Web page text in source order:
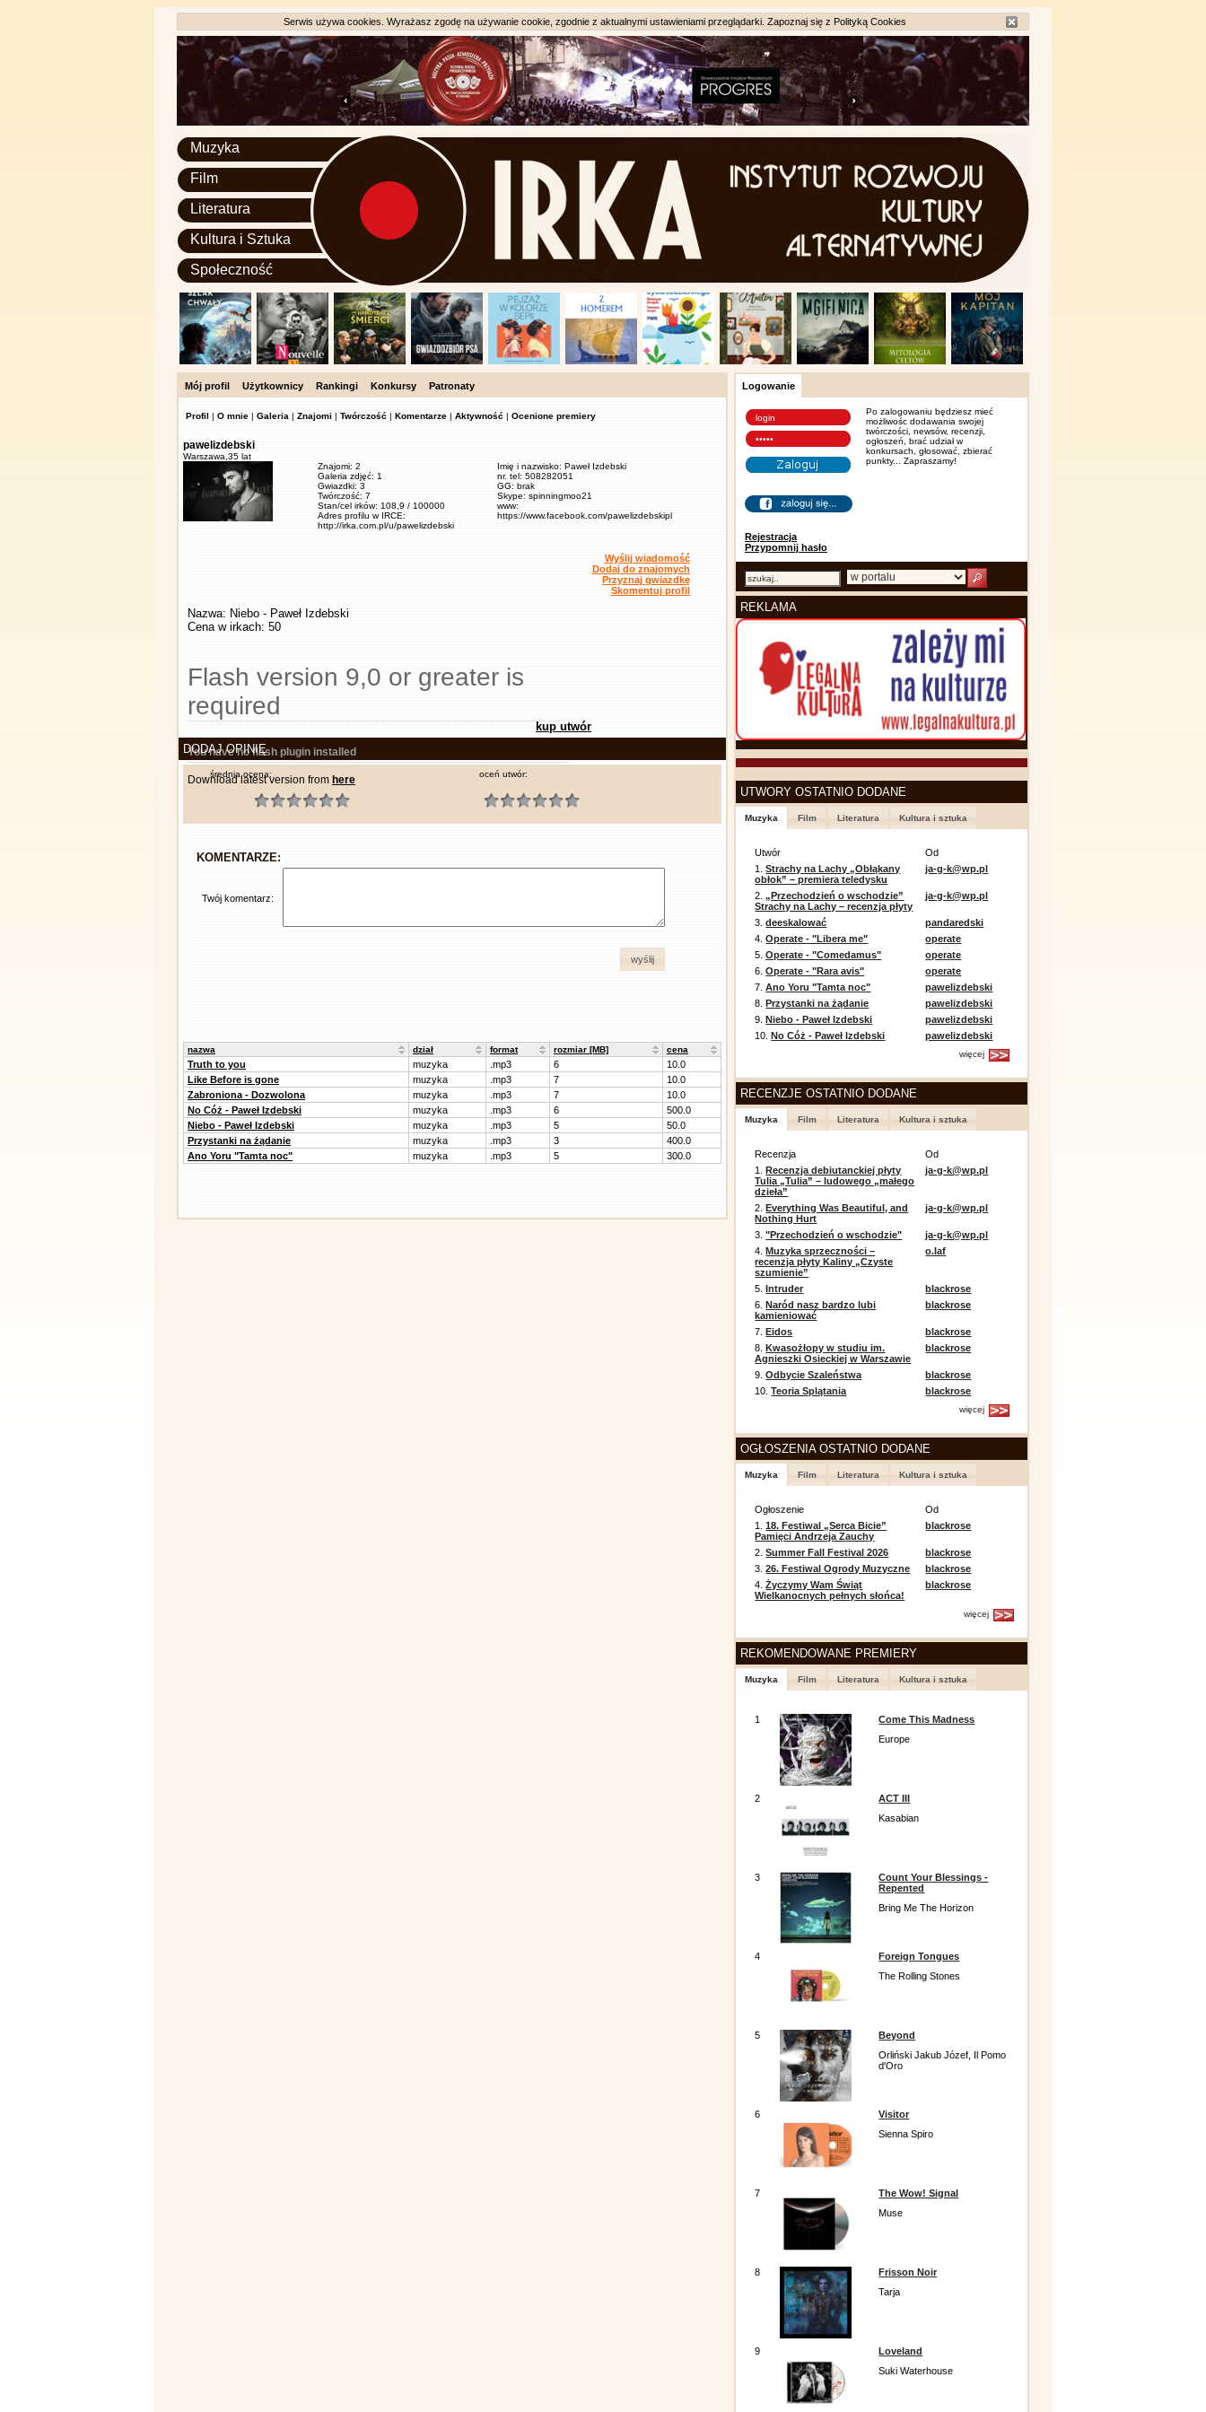
Serwis używa cookies. Wyrażasz zgodę na używanie cookie, zgodnie z aktualnymi ustawieniami przeglądarki. Zapoznaj się z Polityką Cookies
Muzyka
Film
Literatura
Kultura i Sztuka
Społeczność
Mój profil Użytkownicy Rankingi Konkursy Patronaty
Profil | O mnie | Galeria | Znajomi | Twórczość | Komentarze | Aktywność | Ocenione premiery
pawelizdebski
Warszawa, 35 lat
Znajomi: 2
Galeria zdjęć: 1
Gwiazdki: 3
Twórczość: 7
Stan/cel irków: 108,9 / 100000
Adres profilu w IRCE:
http://irka.com.pl/u/pawelizdebski
Imię i nazwisko: Paweł Izdebski
nr. tel: 508282051
GG: brak
Skype: spinningmoo21
www:
https://www.facebook.com/pawelizdebskipl
Wyślij wiadomość
Dodaj do znajomych
Przyznaj gwiazdkę
Skomentuj profil
Nazwa: Niebo - Paweł Izdebski
Cena w irkach: 50
Flash version 9,0 or greater is
required
You have no flash plugin installed
Download latest version from here
kup utwór
DODAJ OPINIĘ
średnia ocena: oceń utwór:
KOMENTARZE:
Twój komentarz:
wyślij
nazwa dział format rozmiar [MB] cena
Truth to you muzyka .mp3 6
10.0
Like Before is gone
muzyka .mp3 7
10.0
Zabroniona - Dozwolona
muzyka .mp3 7
10.0
No Cóż - Paweł Izdebski
muzyka .mp3 6
500.0
Niebo - Paweł Izdebski
muzyka .mp3 5
50.0
Przystanki na żądanie
muzyka .mp3 3
400.0
Ano Yoru "Tamta noc"
muzyka .mp3 5 300.0
Logowanie
Rejestracja
Przypomnij hasło
Po zalogowaniu będziesz mieć
możliwośc dodawania swojej
twórczości, newsów, recenzji,
ogłoszeń, brać udział w
konkursach, głosować, zbierać
punkty... Zapraszamy!
REKLAMA
UTWORY OSTATNIO DODANE
Muzyka Film Literatura Kultura i sztuka
Utwór
Od
1.Strachy na Lachy „Obłąkany
obłok” – premiera teledysku
ja-g-k@wp.pl
2.„Przechodzień o wschodzie”
Strachy na Lachy – recenzja płyty
ja-g-k@wp.pl
3.deeskalować
pandaredski
4.Operate - "Libera me"
operate
5.Operate - "Comedamus"
operate
6.Operate - "Rara avis"
operate
7.Ano Yoru "Tamta noc"
pawelizdebski
8.Przystanki na żądanie
pawelizdebski
9.Niebo - Paweł Izdebski
pawelizdebski
10.No Cóż - Paweł Izdebski pawelizdebski
więcej
RECENZJE OSTATNIO DODANE
Muzyka Film Literatura Kultura i sztuka
Recenzja
Od
1.Recenzja debiutanckiej płyty
Tulia „Tulia” – ludowego „małego
dzieła”
ja-g-k@wp.pl
2.Everything Was Beautiful, and
Nothing Hurt
ja-g-k@wp.pl
3."Przechodzień o wschodzie"
ja-g-k@wp.pl
4.Muzyka sprzeczności –
recenzja płyty Kaliny „Czyste
szumienie”
o.laf
5.Intruder
blackrose
6.Naród nasz bardzo lubi
kamieniować
blackrose
7.Eidos
blackrose
8.Kwasożłopy w studiu im.
Agnieszki Osieckiej w Warszawie
blackrose
9.Odbycie Szaleństwa
blackrose
10.Teoria Splątania blackrose
więcej
OGŁOSZENIA OSTATNIO DODANE
Muzyka Film Literatura Kultura i sztuka
Ogłoszenie
Od
1.18. Festiwal „Serca Bicie”
Pamięci Andrzeja Zauchy
blackrose
2.Summer Fall Festival 2026
blackrose
3.26. Festiwal Ogrody Muzyczne
blackrose
4.Życzymy Wam Świąt
Wielkanocnych pełnych słońca!
blackrose
więcej
REKOMENDOWANE PREMIERY
Muzyka Film Literatura Kultura i sztuka
1
Come This Madness
Europe
2
ACT III
Kasabian
3
Count Your Blessings -
Repented
Bring Me The Horizon
4
Foreign Tongues
The Rolling Stones
5
Beyond
Orliński Jakub Józef, Il Pomo
d'Oro
6
Visitor
Sienna Spiro
7
The Wow! Signal
Muse
8
Frisson Noir
Tarja
9
Loveland
Suki Waterhouse